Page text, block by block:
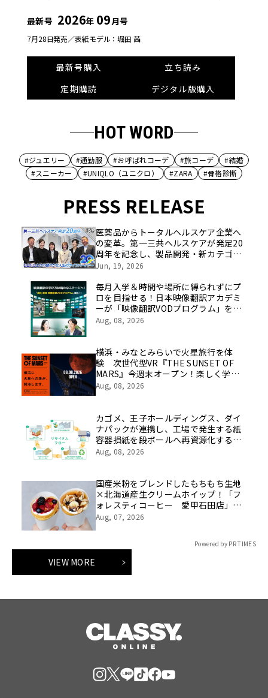
最新号 2026年 09月号
7月28日発売／表紙モデル：堀田 茜
最新号購入
立ち読み
定期購読
デジタル版購入
HOT WORD
#ジュエリー #通勤服 #お呼ばれコーデ #旅コーデ
#結婚
#スニーカー
#UNIQLO（ユニクロ） #ZARA #骨格診断
PRESS RELEASE
医薬品からトータルヘルスケア企業へ
の変革。第一三共ヘルスケアが発足20
周年を記念し、製品開発・新カテゴリ
挑戦の舞台や旧社統合時のエピソード
像を公開！
Jun, 19, 2026
毎月入学＆時間や場所に縛られずにプ
ロを目指せる！日本映像翻訳アカデミ
ーが「映像翻訳VODプログラム」を
2026年10月より開講！
Aug, 08, 2026
横浜・みなとみらいで火星旅行を体
験 次世代型VR『THE SUNSET OF
MARS』今週末オープン！楽しく学べ
るパネル展やワークショップなど関連
Aug, 08, 2026
カゴメ、王子ホールディングス、ダイ
ナパックが連携し、工場で発生する紙
容器損紙を段ボールへ再資源化する実
証を開始
Aug, 08, 2026
国産米粉をブレンドしたもちもち生地
×北海道産生クリームホイップ！「フ
ォレスティコーヒー 愛甲石田店」に
て、８月１７日（月）からクレープ販
Aug, 07, 2026
Powered by PR TIMES
VIEW MORE